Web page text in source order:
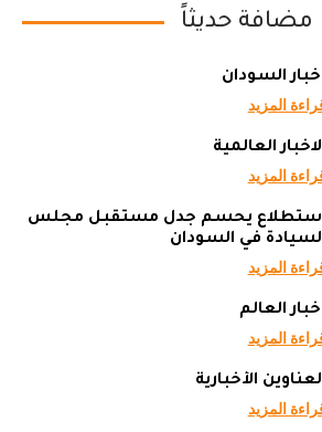
مضافة حديثاً
السودان
المزيد
العالمية
المزيد
يحسم جدل مستقبل مجلس
في السودان
المزيد
العالم
المزيد
الأخبارية
المزيد